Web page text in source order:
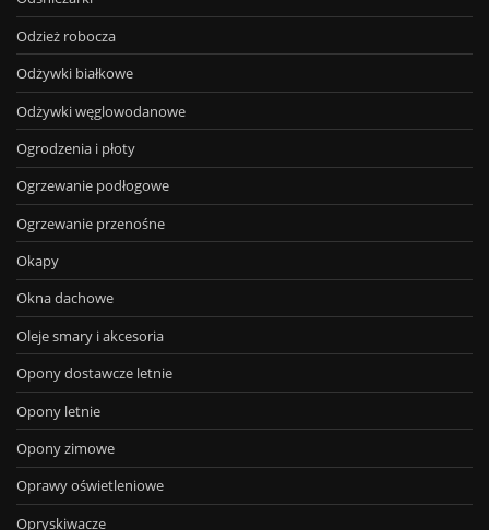
Odzież robocza
Odżywki białkowe
Odżywki węglowodanowe
Ogrodzenia i płoty
Ogrzewanie podłogowe
Ogrzewanie przenośne
Okapy
Okna dachowe
Oleje smary i akcesoria
Opony dostawcze letnie
Opony letnie
Opony zimowe
Oprawy oświetleniowe
Opryskiwacze